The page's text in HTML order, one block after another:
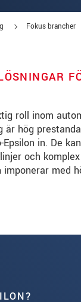
Fokus brancher
roll inom
är hög
in. De
och
med